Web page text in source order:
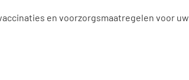
en voorzorgsmaatregelen voor uw